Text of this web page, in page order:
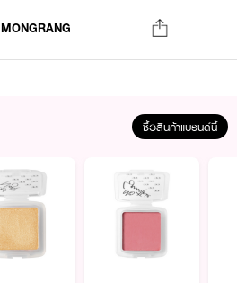
MONGRANG
ซื้อสินค้าแบรนด์นี้